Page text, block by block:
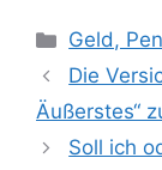
Geld,
Die
Äußerstes“
Soll ich